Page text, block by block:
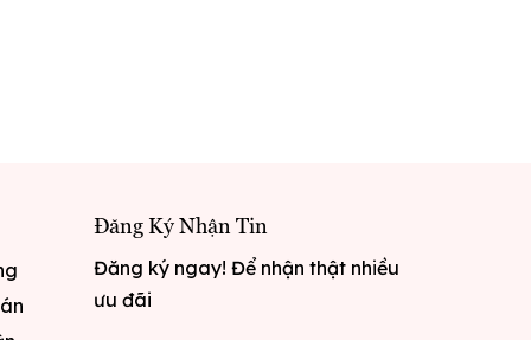
Đăng Ký Nhận Tin
Đăng ký ngay! Để nhận thật nhiều
ưu đãi